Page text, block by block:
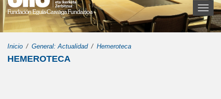
Toggle
Inicio General: Actualidad Hemeroteca
HEMEROTECA